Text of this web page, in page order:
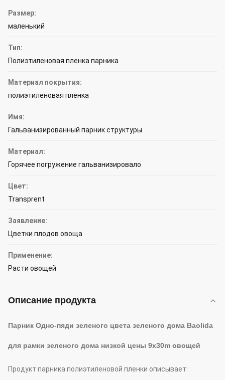
Размер:
маленький
Тип:
Полиэтиленовая пленка парника
Материал покрытия:
полиэтиленовая пленка
Имя:
Гальванизированный парник структуры
Материал:
Горячее погружение гальванизировало
Цвет:
Transprent
Заявление:
Цветки плодов овоща
Применение:
Расти овощей
Описание продукта
Парник Одно-пяди зеленого цвета зеленого дома Baolida
для рамки зеленого дома низкой цены 9x30m овощей
Продукт парника полиэтиленовой пленки описывает: